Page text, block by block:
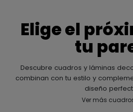
Elige el
tu
Descubre cuadros y láminas
combinan con tu estilo y
diseño
Ver más